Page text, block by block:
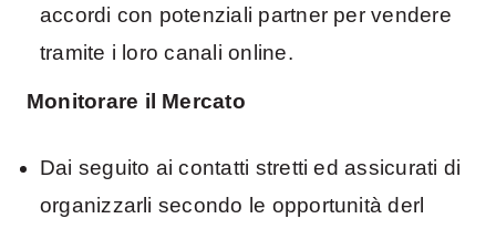
accordi con potenziali partner per vendere
tramite i loro canali online.
Monitorare il Mercato
Dai seguito ai contatti stretti ed assicurati di
organizzarli secondo le opportunità derl